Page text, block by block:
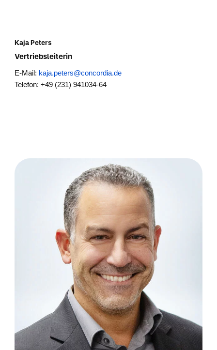
Kaja Peters
Vertriebsleiterin
E-Mail: kaja.peters@concordia.de
Telefon: +49 (231) 941034-64